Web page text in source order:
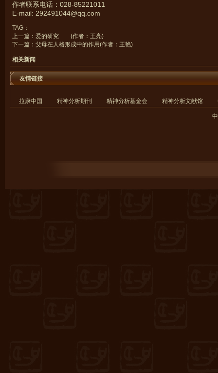
作者联系电话：028-85221011
E-mail: 292491044@qq.com
TAG：
上一篇： 爱的研究 (作者：王亮)
下一篇： 父母在人格形成中的作用(作者：王艳)
相关新闻
友情链接
拉康中国 精神分析期刊 精神分析基金会 精神分析文献馆